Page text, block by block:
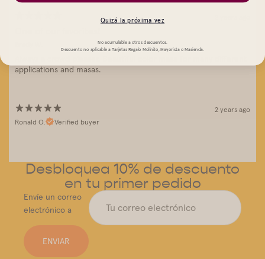
applications and masas.
2 years ago
Ronald O.
Verified buyer
Desbloquea 10% de descuento
en tu primer pedido
Envíe un correo
electrónico a
ENVIAR
Quizá la próxima vez
No acumulable a otros descuentos.
Descuento no aplicable a Tarjetas Regalo Molinito, Mayorista o Masienda.